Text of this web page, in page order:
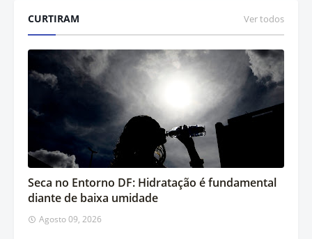
CURTIRAM Ver todos
Seca no Entorno DF: Hidratação é fundamental
diante de baixa umidade
Agosto 09, 2026